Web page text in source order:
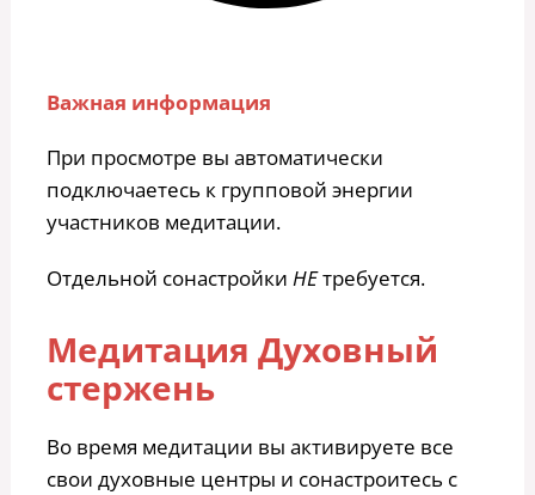
Важная информация
При просмотре вы автоматически
подключаетесь к групповой энергии
участников медитации.
Отдельной сонастройки НЕтребуется.
Медитация Духовный
стержень
Во время медитации вы активируете все
свои духовные центры и сонастроитесь с